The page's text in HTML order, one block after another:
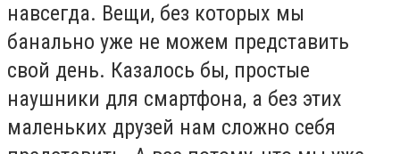
навсегда. Вещи, без которых мы
банально уже не можем представить
свой день. Казалось бы, простые
наушники для смартфона, а без этих
маленьких друзей нам сложно себя